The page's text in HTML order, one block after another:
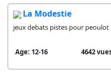
La Modestie
jeux debats pistes pour
Age: 12-16 4642